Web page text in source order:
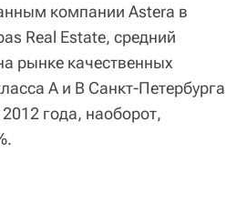
компании Astera в
Real Estate, средний
рынке качественных
А и В Санкт-Петербурга
года, наоборот,